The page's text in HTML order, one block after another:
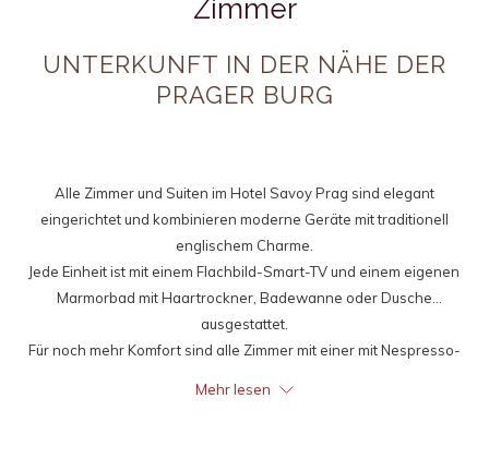
die
Links
wird
aktualisiert
Zimmer
UNTERKUNFT IN DER NÄHE DER
PRAGER BURG
Alle Zimmer und Suiten im Hotel Savoy Prag sind elegant
eingerichtet und kombinieren moderne Geräte mit traditionell
englischem Charme.
Jede Einheit ist mit einem Flachbild-Smart-TV und einem eigenen
Marmorbad mit Haartrockner, Badewanne oder Dusche
ausgestattet.
Für noch mehr Komfort sind alle Zimmer mit einer mit Nespresso-
Mehr lesen